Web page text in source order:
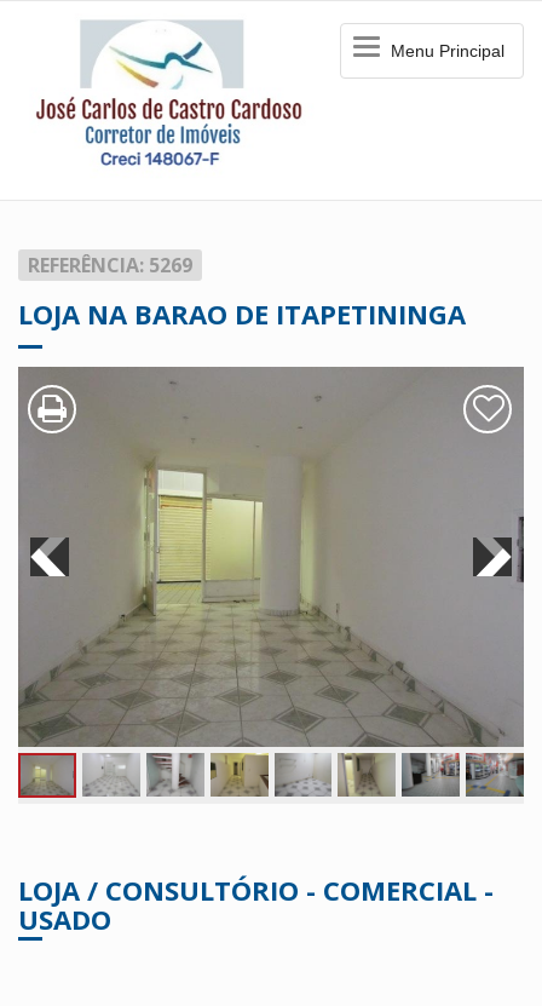
MenuMenu Principal
REFERÊNCIA: 5269
LOJA NA BARAO DE ITAPETININGA
LOJA / CONSULTÓRIO - COMERCIAL -
USADO